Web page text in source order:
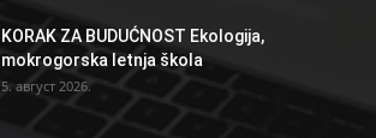
KORAK ZA BUDUĆNOST Ekologija,
mokrogorska letnja škola
5. август 2026.